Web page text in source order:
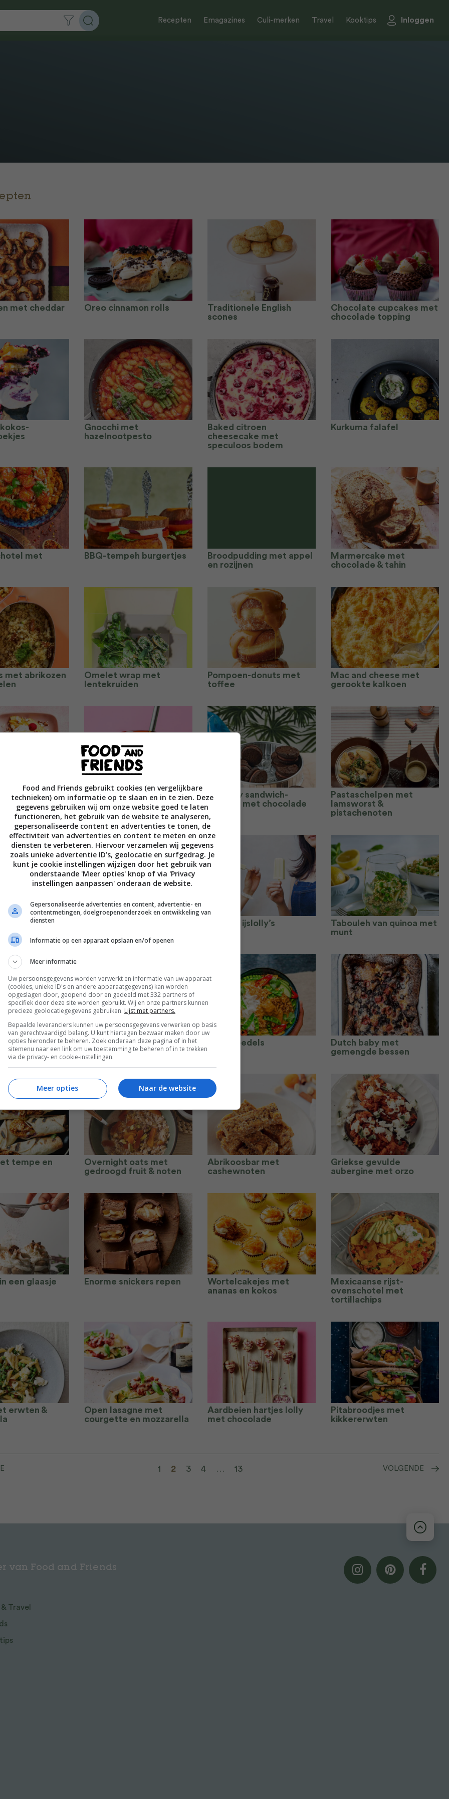
Recepten Emagazines Culi-merken Travel Kooktips Inloggen
met cheddar
Oreo cinnamon rolls
Traditionele English
scones
Chocolate cupcakes met
chocolade topping
Gnocchi met
hazelnootpesto
Baked citroen
cheesecake met
speculoos bodem
Kurkuma falafel
met
BBQ-tempeh burgertjes
Broodpudding met appel
en rozijnen
Marmercake met
chocolade & tahin
met abrikozen
Omelet wrap met
lentekruiden
Pompoen-donuts met
toffee
Mac and cheese met
gerookte kalkoen
met
Bubble tea met matcha
Crunchy sandwich-
koekjes met chocolade
Pastaschelpen met
lamsworst &
pistachenoten
in
Meloen ijslolly’s
Tabouleh van quinoa met
munt
noedels
Sinaasappel-chocolade-
pecan fudge
Pindanoedels
Dutch baby met
gemengde bessen
tempe en
Overnight oats met
gedroogd fruit & noten
Abrikoosbar met
cashewnoten
Griekse gevulde
aubergine met orzo
een glaasje Enorme snickers repen
Wortelcakejes met
ananas en kokos
Mexicaanse rijst-
ovenschotel met
tortillachips
erwten &
Open lasagne met
courgette en mozzarella
Aardbeien hartjes lolly
met chocolade
Pitabroodjes met
kikkererwten
1 2 3 4 … 13 VOLGENDE
van Food and Friends
Travel
Food and Friends gebruikt cookies (en vergelijkbare
technieken) om informatie op te slaan en in te zien. Deze
gegevens gebruiken wij om onze website goed te laten
functioneren, het gebruik van de website te analyseren,
gepersonaliseerde content en advertenties te tonen, de
effectiviteit van advertenties en content te meten en onze
diensten te verbeteren. Hiervoor verzamelen wij gegevens
zoals unieke advertentie ID’s, geolocatie en surfgedrag. Je
kunt je cookie instellingen wijzigen door het gebruik van
onderstaande 'Meer opties' knop of via 'Privacy
instellingen aanpassen' onderaan de website.
Gepersonaliseerde advertenties en content, advertentie- en
contentmetingen, doelgroepenonderzoek en ontwikkeling van
diensten
Informatie op een apparaat opslaan en/of openen
Meer informatie
Uw persoonsgegevens worden verwerkt en informatie van uw apparaat
(cookies, unieke ID's en andere apparaatgegevens) kan worden
opgeslagen door, geopend door en gedeeld met 332 partners of
specifiek door deze site worden gebruikt. Wij en onze partners kunnen
precieze geolocatiegegevens gebruiken. Lijst met partners.
Bepaalde leveranciers kunnen uw persoonsgegevens verwerken op basis
van gerechtvaardigd belang. U kunt hiertegen bezwaar maken door uw
opties hieronder te beheren. Zoek onderaan deze pagina of in het
sitemenu naar een link om uw toestemming te beheren of in te trekken
via de privacy- en cookie-instellingen.
Naar de website
Meer opties